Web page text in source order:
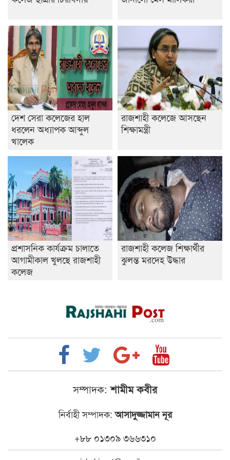
দেশ সেরা কলেজের হাল
ধরলেন অধ্যাপক আব্দুল
খালেক
রাজশাহী কলেজে আসছেন
শিক্ষামন্ত্রী
প্রশাসনিক কার্যক্রম চালাতে
আগামীকাল খুলছে রাজশাহী
কলেজ
রাজশাহী কলেজ শিক্ষার্থীর
ঝুলন্ত মরদেহ উদ্ধার
সম্পাদক: শামীম কবীর
নির্বাহী সম্পাদক:আসাদুজ্জামান নূর
+৮৮ ০১৩০৯ ৩৬৬৩১০